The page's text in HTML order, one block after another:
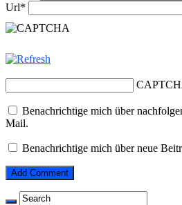
Url*
Benachrichtige mich über
Mail.
Benachrichtige mich über neue